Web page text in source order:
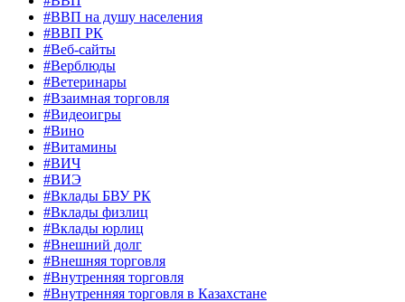
#ВВП на душу населения
#ВВП РК
#Веб-сайты
#Верблюды
#Ветеринары
#Взаимная торговля
#Видеоигры
#Вино
#Витамины
#ВИЧ
#ВИЭ
#Вклады БВУ РК
#Вклады физлиц
#Вклады юрлиц
#Внешний долг
#Внешняя торговля
#Внутренняя торговля
#Внутренняя торговля в Казахстане